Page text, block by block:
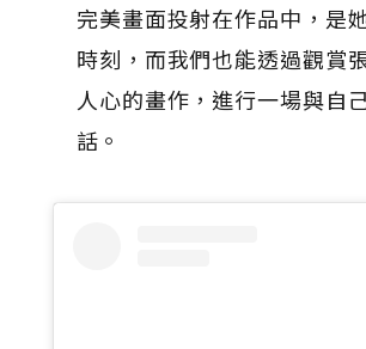
完美畫面投射在作品中，是
時刻，而我們也能透過觀賞
人心的畫作，進行一場與自
話。